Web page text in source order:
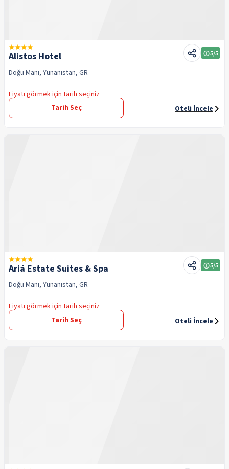
Alistos Hotel 5/5
Doğu Mani, Yunanistan, GR
Fiyatı görmek için tarih seçiniz
Tarih Seç
Oteli İncele
Ariá Estate Suites & Spa 5/5
Doğu Mani, Yunanistan, GR
Fiyatı görmek için tarih seçiniz
Tarih Seç
Oteli İncele